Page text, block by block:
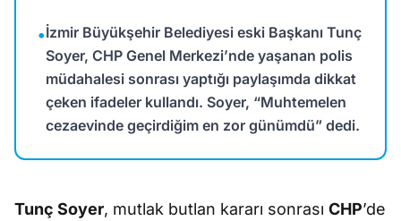
•İzmir Büyükşehir Belediyesi eski Başkanı Tunç
Soyer, CHP Genel Merkezi’nde yaşanan polis
müdahalesi sonrası yaptığı paylaşımda dikkat
çeken ifadeler kullandı. Soyer, “Muhtemelen
cezaevinde geçirdiğim en zor günümdü” dedi.
Tunç Soyer, mutlak butlan kararı sonrası CHP’de